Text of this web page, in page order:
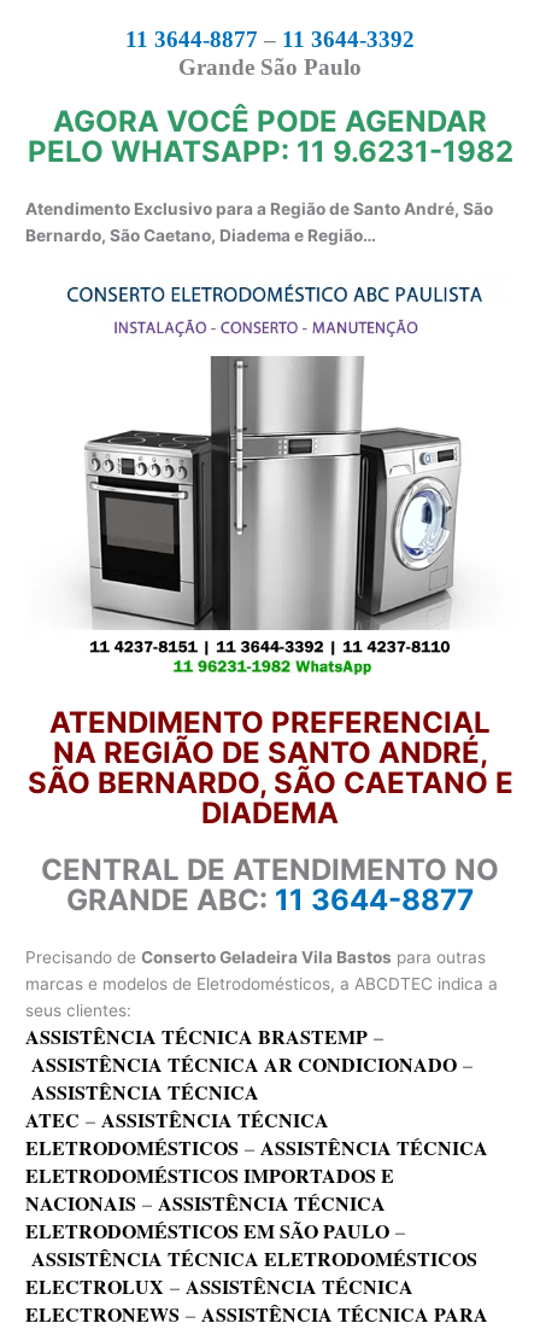
11 3644-8877 – 11 3644-3392
Grande São Paulo
AGORA VOCÊ PODE AGENDAR
PELO WHATSAPP: 11 9.6231-1982
Atendimento Exclusivo para a Região de Santo André, São
Bernardo, São Caetano, Diadema e Região…
ATENDIMENTO PREFERENCIAL
NA REGIÃO DE SANTO ANDRÉ,
SÃO BERNARDO, SÃO CAETANO E
DIADEMA
CENTRAL DE ATENDIMENTO NO
GRANDE ABC: 11 3644-8877
Precisando deConserto Geladeira Vila Bastos para outras
marcas e modelos de Eletrodomésticos, a ABCDTEC indica a
seus clientes:
ASSISTÊNCIA TÉCNICA BRASTEMP –
ASSISTÊNCIA TÉCNICA AR CONDICIONADO –
ASSISTÊNCIA TÉCNICA
ATEC –ASSISTÊNCIA TÉCNICA
ELETRODOMÉSTICOS –ASSISTÊNCIA TÉCNICA
ELETRODOMÉSTICOS IMPORTADOS E
NACIONAIS –ASSISTÊNCIA TÉCNICA
ELETRODOMÉSTICOS EM SÃO PAULO –
ASSISTÊNCIA TÉCNICA ELETRODOMÉSTICOS
ELECTROLUX –ASSISTÊNCIA TÉCNICA
ELECTRONEWS –ASSISTÊNCIA TÉCNICA PARA